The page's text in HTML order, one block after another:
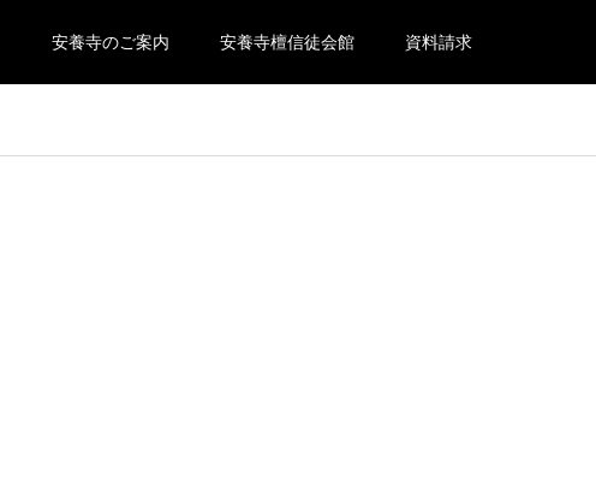
安養寺のご案内 安養寺檀信徒会館 資料請求